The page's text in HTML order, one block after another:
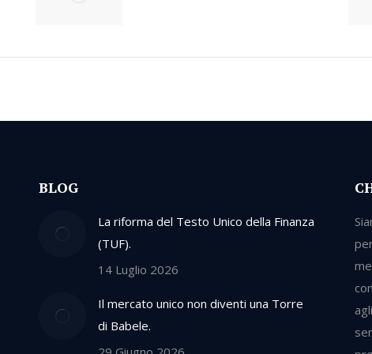
BLOG
La riforma del Testo Unico della Finanza
(TUF).
14 Luglio 2026
Il mercato unico non diventi una Torre
di Babele.